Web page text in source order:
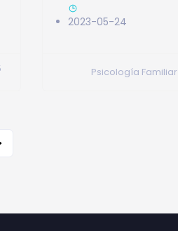
2023-05-24
Psicología Familiar